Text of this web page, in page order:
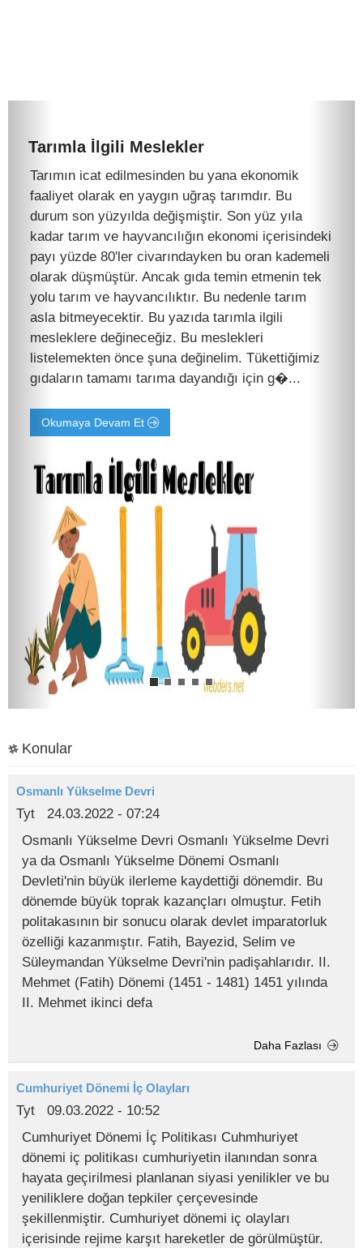
Tarımla İlgili Meslekler
Tarımın icat edilmesinden bu yana ekonomik
faaliyet olarak en yaygın uğraş tarımdır. Bu
durum son yüzyılda değişmiştir. Son yüz yıla
kadar tarım ve hayvancılığın ekonomi içerisindeki
payı yüzde 80'ler civarındayken bu oran kademeli
olarak düşmüştür. Ancak gıda temin etmenin tek
yolu tarım ve hayvancılıktır. Bu nedenle tarım
asla bitmeyecektir. Bu yazıda tarımla ilgili
mesleklere değineceğiz. Bu meslekleri
listelemekten önce şuna değinelim. Tükettiğimiz
gıdaların tamamı tarıma dayandığı için g�...
Okumaya Devam Et
Konular
Osmanlı Yükselme Devri
Tyt
24.03.2022 - 07:24
Osmanlı Yükselme Devri Osmanlı Yükselme Devri
ya da Osmanlı Yükselme Dönemi Osmanlı
Devleti'nin büyük ilerleme kaydettiği dönemdir. Bu
dönemde büyük toprak kazançları olmuştur. Fetih
politakasının bir sonucu olarak devlet imparatorluk
özelliği kazanmıştır. Fatih, Bayezid, Selim ve
Süleymandan Yükselme Devri'nin padişahlarıdır. II.
Mehmet (Fatih) Dönemi (1451 - 1481) 1451 yılında
II. Mehmet ikinci defa
Daha Fazlası
Cumhuriyet Dönemi İç Olayları
Tyt
09.03.2022 - 10:52
Cumhuriyet Dönemi İç Politikası Cuhmhuriyet
dönemi iç politikası cumhuriyetin ilanından sonra
hayata geçirilmesi planlanan siyasi yenilikler ve bu
yeniliklere doğan tepkiler çerçevesinde
şekillenmiştir. Cumhuriyet dönemi iç olayları
içerisinde rejime karşıt hareketler de görülmüştür.